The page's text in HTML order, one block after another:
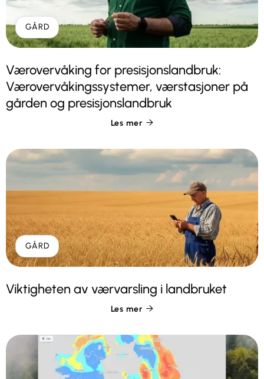
GÅRD
Værovervåking for presisjonslandbruk:
Værovervåkingssystemer, værstasjoner på
gården og presisjonslandbruk
Les mer 
GÅRD
Viktigheten av værvarsling i landbruket
Les mer 